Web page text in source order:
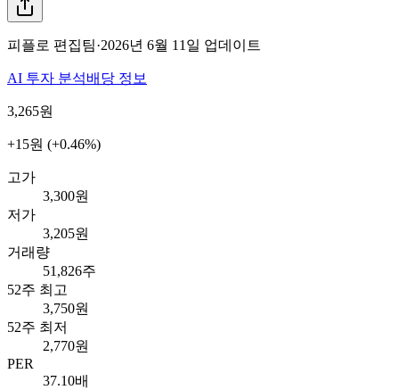
피플로 편집팀·2026년 6월 11일 업데이트
AI 투자 분석배당 정보
3,265원
+15원 (+0.46%)
고가
3,300원
저가
3,205원
거래량
51,826주
52주 최고
3,750원
52주 최저
2,770원
PER
37.10배